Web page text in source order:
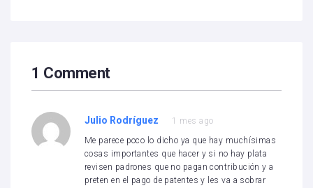
1 Comment
Julio Rodríguez
1 mes ago
Me parece poco lo dicho ya que hay muchísimas
cosas importantes que hacer y si no hay plata
revisen padrones que no pagan contribución y a
preten en el pago de patentes y les va a sobrar